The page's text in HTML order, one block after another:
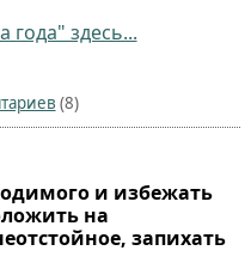
здесь...
(8)
и избежать
на
запихать